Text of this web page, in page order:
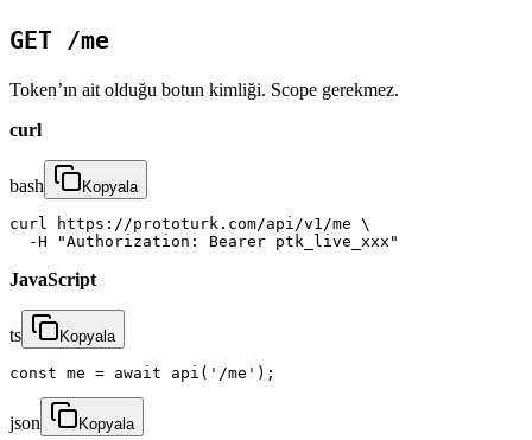
GET /me
Token’ın ait olduğu botun kimliği. Scope gerekmez.
curl
bash Kopyala
curl https://prototurk.com/api/v1/me \
  -H "Authorization: Bearer ptk_live_xxx"
JavaScript
ts Kopyala
const me = await api('/me');
json Kopyala